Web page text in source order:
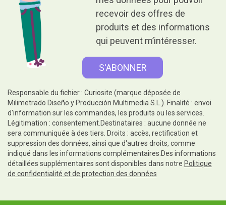
recevoir des offres de
produits et des informations
qui peuvent m’intéresser.
Responsable du fichier : Curiosite (marque déposée de
Milimetrado Diseño y Producción Multimedia S.L.). Finalité : envoi
d'information sur les commandes, les produits ou les services.
Légitimation : consentement.Destinataires : aucune donnée ne
sera communiquée à des tiers. Droits : accès, rectification et
suppression des données, ainsi que d'autres droits, comme
indiqué dans les informations complémentaires.Des informations
détaillées supplémentaires sont disponibles dans notre Politique
de confidentialité et de protection des données